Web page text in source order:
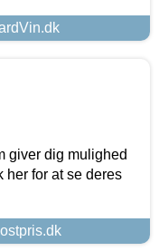
giver dig mulighed
her for at se deres